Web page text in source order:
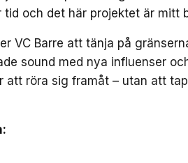
och det här projektet är mitt
VC Barre att tänja på
sound med nya influenser
att röra sig framåt – utan att